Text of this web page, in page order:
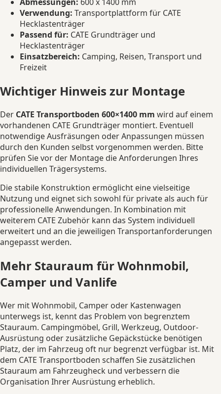
Verwendung: Transportplattform für CATE
Hecklastenträger
Passend für: CATE Grundträger und
Hecklastenträger
Einsatzbereich: Camping, Reisen, Transport und
Freizeit
Wichtiger Hinweis zur Montage
Der CATE Transportboden 600×1400 mm wird auf einem
vorhandenen CATE Grundträger montiert. Eventuell
notwendige Ausfräsungen oder Anpassungen müssen
durch den Kunden selbst vorgenommen werden. Bitte
prüfen Sie vor der Montage die Anforderungen Ihres
individuellen Trägersystems.
Die stabile Konstruktion ermöglicht eine vielseitige
Nutzung und eignet sich sowohl für private als auch für
professionelle Anwendungen. In Kombination mit
weiterem CATE Zubehör kann das System individuell
erweitert und an die jeweiligen Transportanforderungen
angepasst werden.
Mehr Stauraum für Wohnmobil,
Camper und Vanlife
Wer mit Wohnmobil, Camper oder Kastenwagen
unterwegs ist, kennt das Problem von begrenztem
Stauraum. Campingmöbel, Grill, Werkzeug, Outdoor-
Ausrüstung oder zusätzliche Gepäckstücke benötigen
Platz, der im Fahrzeug oft nur begrenzt verfügbar ist. Mit
dem CATE Transportboden schaffen Sie zusätzlichen
Stauraum am Fahrzeugheck und verbessern die
Organisation Ihrer Ausrüstung erheblich.